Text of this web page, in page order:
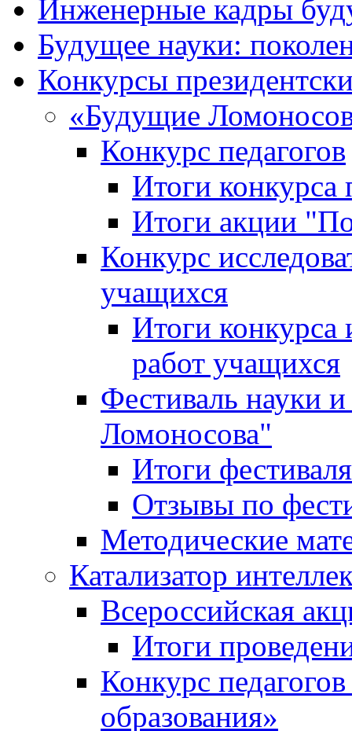
Инженерные кадры
Будущее науки:
Конкурсы
«Будущие
Конкурс педагогов
Итоги конкурса
Итоги акции
Конкурс
учащихся
Итоги конкурса
работ учащихся
Фестиваль науки
Ломоносова"
Итоги фестиваля
Отзывы по
Методические
Катализатор
Всероссийская
Итоги
Конкурс
образования»